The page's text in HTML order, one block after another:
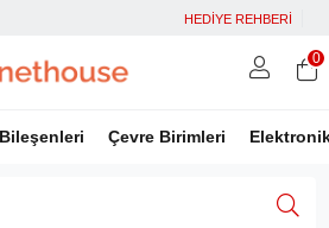
HEDİYE REHBERİ
Çevre Birimleri
0